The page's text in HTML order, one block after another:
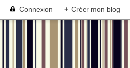
Connexion + Créer mon blog